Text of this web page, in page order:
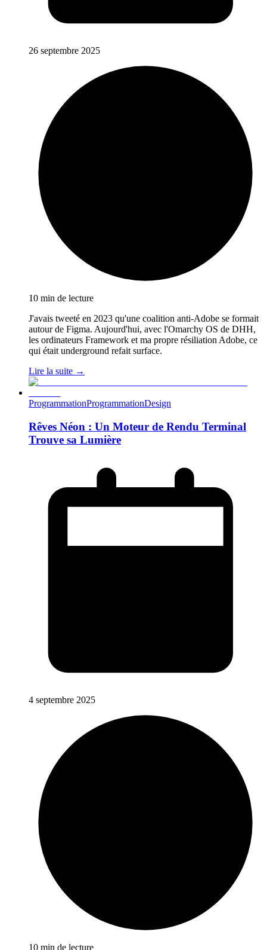
26 septembre 2025
10 min de lecture
J'avais tweeté en 2023 qu'une coalition anti-Adobe se formait
autour de Figma. Aujourd'hui, avec l'Omarchy OS de DHH,
les ordinateurs Framework et ma propre résiliation Adobe, ce
qui était underground refait surface.
Lire la suite →
ProgrammationProgrammationDesign
Rêves Néon : Un Moteur de Rendu Terminal
Trouve sa Lumière
4 septembre 2025
10 min de lecture